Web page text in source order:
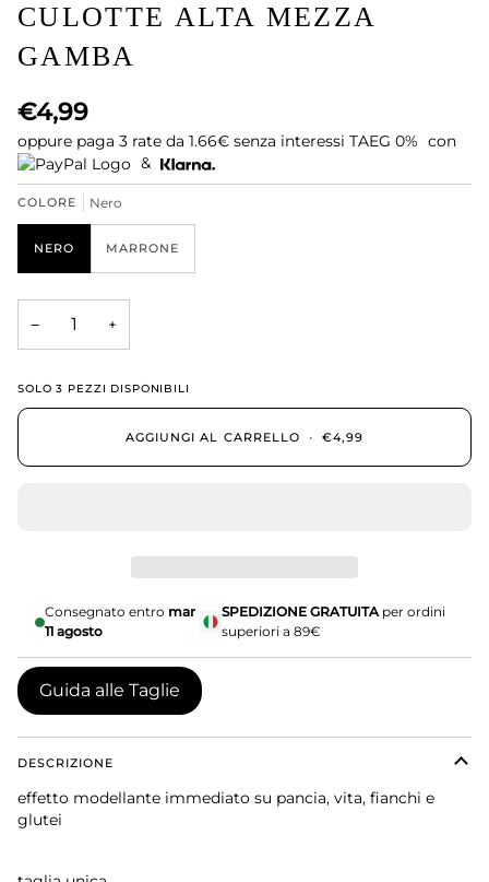
CULOTTE ALTA MEZZA
GAMBA
€4,99
oppure paga 3 rate da 1.66€ senza interessi TAEG 0%
con
&
COLORE Nero
NERO MARRONE
− +
SOLO3 PEZZI DISPONIBILI
AGGIUNGI AL CARRELLO • €4,99
Consegnato entro mar
11 agosto
SPEDIZIONE GRATUITAper ordini
superiori a 89€
Guida alle Taglie
DESCRIZIONE
effetto modellante immediato su pancia, vita, fianchi e
glutei